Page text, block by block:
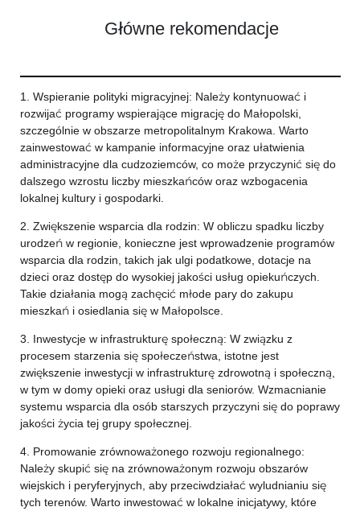
Główne rekomendacje
1. Wspieranie polityki migracyjnej: Należy kontynuować i
rozwijać programy wspierające migrację do Małopolski,
szczególnie w obszarze metropolitalnym Krakowa. Warto
zainwestować w kampanie informacyjne oraz ułatwienia
administracyjne dla cudzoziemców, co może przyczynić się do
dalszego wzrostu liczby mieszkańców oraz wzbogacenia
lokalnej kultury i gospodarki.
2. Zwiększenie wsparcia dla rodzin: W obliczu spadku liczby
urodzeń w regionie, konieczne jest wprowadzenie programów
wsparcia dla rodzin, takich jak ulgi podatkowe, dotacje na
dzieci oraz dostęp do wysokiej jakości usług opiekuńczych.
Takie działania mogą zachęcić młode pary do zakupu
mieszkań i osiedlania się w Małopolsce.
3. Inwestycje w infrastrukturę społeczną: W związku z
procesem starzenia się społeczeństwa, istotne jest
zwiększenie inwestycji w infrastrukturę zdrowotną i społeczną,
w tym w domy opieki oraz usługi dla seniorów. Wzmacnianie
systemu wsparcia dla osób starszych przyczyni się do poprawy
jakości życia tej grupy społecznej.
4. Promowanie zrównoważonego rozwoju regionalnego:
Należy skupić się na zrównoważonym rozwoju obszarów
wiejskich i peryferyjnych, aby przeciwdziałać wyludnianiu się
tych terenów. Warto inwestować w lokalne inicjatywy, które